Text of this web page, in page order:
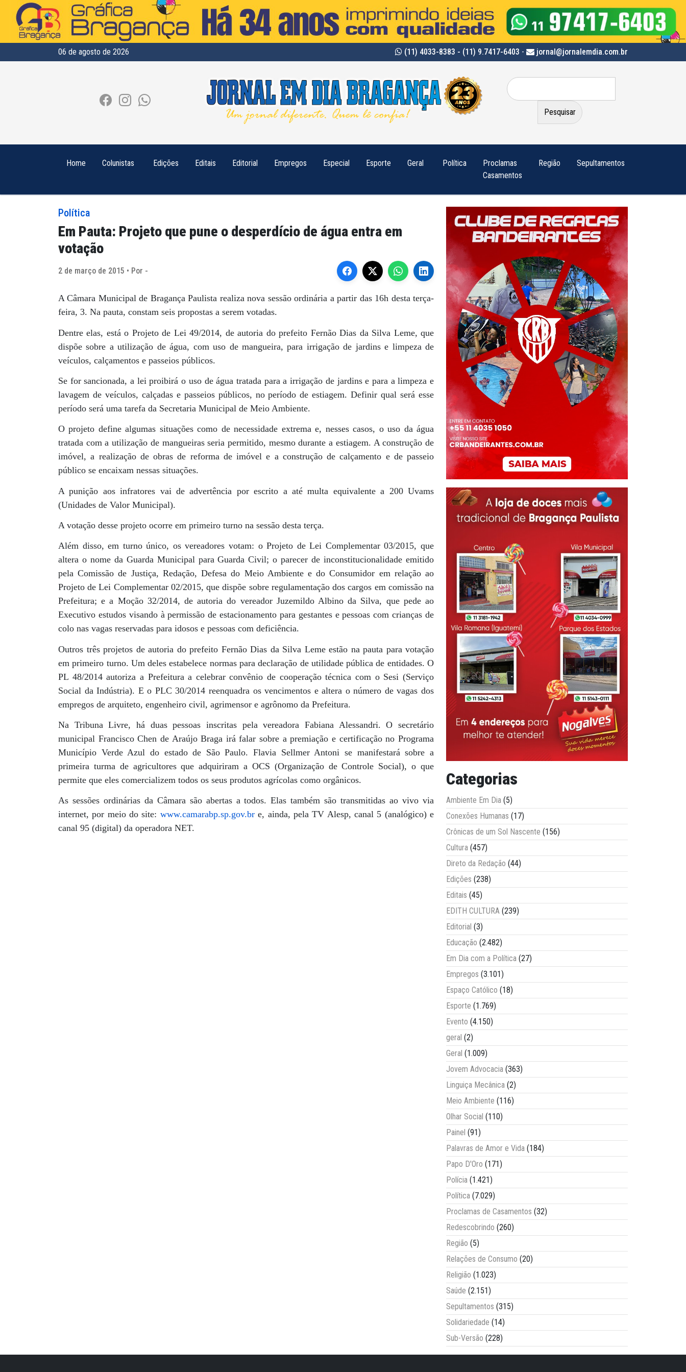
06 de agosto de 2026 (11) 4033-8383 - (11) 9.7417-6403 - jornal@jornalemdia.com.br
Pesquisar
por:
Home Colunistas Edições Editais Editorial Empregos Especial Esporte Geral Política
Proclamas
Casamentos
Região Sepultamentos
Política
Em Pauta: Projeto que pune o desperdício de água entra em
votação
2 de março de 2015 • Por -
A Câmara Municipal de Bragança Paulista realiza nova sessão ordinária a partir das 16h desta terça-
feira, 3. Na pauta, constam seis propostas a serem votadas.
Dentre elas, está o Projeto de Lei 49/2014, de autoria do prefeito Fernão Dias da Silva Leme, que
dispõe sobre a utilização de água, com uso de mangueira, para irrigação de jardins e limpeza de
veículos, calçamentos e passeios públicos.
Se for sancionada, a lei proibirá o uso de água tratada para a irrigação de jardins e para a limpeza e
lavagem de veículos, calçadas e passeios públicos, no período de estiagem. Definir qual será esse
período será uma tarefa da Secretaria Municipal de Meio Ambiente.
O projeto define algumas situações como de necessidade extrema e, nesses casos, o uso da água
tratada com a utilização de mangueiras seria permitido, mesmo durante a estiagem. A construção de
imóvel, a realização de obras de reforma de imóvel e a construção de calçamento e de passeio
público se encaixam nessas situações.
A punição aos infratores vai de advertência por escrito a até multa equivalente a 200 Uvams
(Unidades de Valor Municipal).
A votação desse projeto ocorre em primeiro turno na sessão desta terça.
Além disso, em turno único, os vereadores votam: o Projeto de Lei Complementar 03/2015, que
altera o nome da Guarda Municipal para Guarda Civil; o parecer de inconstitucionalidade emitido
pela Comissão de Justiça, Redação, Defesa do Meio Ambiente e do Consumidor em relação ao
Projeto de Lei Complementar 02/2015, que dispõe sobre regulamentação dos cargos em comissão na
Prefeitura; e a Moção 32/2014, de autoria do vereador Juzemildo Albino da Silva, que pede ao
Executivo estudos visando à permissão de estacionamento para gestantes e pessoas com crianças de
colo nas vagas reservadas para idosos e pessoas com deficiência.
Outros três projetos de autoria do prefeito Fernão Dias da Silva Leme estão na pauta para votação
em primeiro turno. Um deles estabelece normas para declaração de utilidade pública de entidades. O
PL 48/2014 autoriza a Prefeitura a celebrar convênio de cooperação técnica com o Sesi (Serviço
Social da Indústria). E o PLC 30/2014 reenquadra os vencimentos e altera o número de vagas dos
empregos de arquiteto, engenheiro civil, agrimensor e agrônomo da Prefeitura.
Na Tribuna Livre, há duas pessoas inscritas pela vereadora Fabiana Alessandri. O secretário
municipal Francisco Chen de Araújo Braga irá falar sobre a premiação e certificação no Programa
Município Verde Azul do estado de São Paulo. Flavia Sellmer Antoni se manifestará sobre a
primeira turma de agricultores que adquiriram a OCS (Organização de Controle Social), o que
permite que eles comercializem todos os seus produtos agrícolas como orgânicos.
As sessões ordinárias da Câmara são abertas a todos. Elas também são transmitidas ao vivo via
internet, por meio do site: www.camarabp.sp.gov.bre, ainda, pela TV Alesp, canal 5 (analógico) e
canal 95 (digital) da operadora NET.
Categorias
Ambiente Em Dia (5)
Conexões Humanas (17)
Crônicas de um Sol Nascente (156)
Cultura (457)
Direto da Redação (44)
Edições (238)
Editais (45)
EDITH CULTURA (239)
Editorial (3)
Educação (2.482)
Em Dia com a Política (27)
Empregos (3.101)
Espaço Católico (18)
Esporte (1.769)
Evento (4.150)
geral (2)
Geral (1.009)
Jovem Advocacia (363)
Linguiça Mecânica (2)
Meio Ambiente (116)
Olhar Social (110)
Painel (91)
Palavras de Amor e Vida (184)
Papo D'Oro (171)
Polícia (1.421)
Política (7.029)
Proclamas de Casamentos (32)
Redescobrindo (260)
Região (5)
Relações de Consumo (20)
Religião (1.023)
Saúde (2.151)
Sepultamentos (315)
Solidariedade (14)
Sub-Versão (228)